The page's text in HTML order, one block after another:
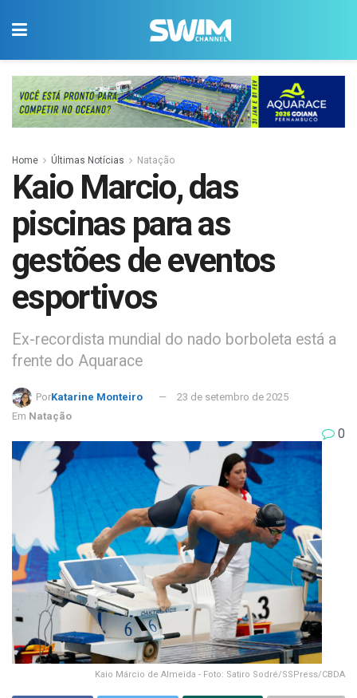
Home Últimas Notícias Natação
Kaio Marcio, das
piscinas para as
gestões de eventos
esportivos
Ex-recordista mundial do nado borboleta está a
frente do Aquarace
PorKatarine Monteiro
23 de setembro de 2025
Em Natação
0
Kaio Márcio de Almeida - Foto: Satiro Sodré/SSPress/CBDA